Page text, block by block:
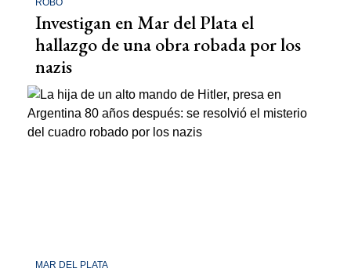
Investigan en Mar del Plata el
hallazgo de una obra robada por los
nazis
MAR DEL PLATA